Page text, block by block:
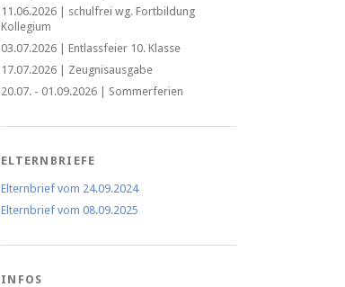
11.06.2026 | schulfrei wg. Fortbildung
Kollegium
03.07.2026 | Entlassfeier 10. Klasse
17.07.2026 | Zeugnisausgabe
20.07. - 01.09.2026 | Sommerferien
ELTERNBRIEFE
Elternbrief vom 24.09.2024
Elternbrief vom 08.09.2025
INFOS